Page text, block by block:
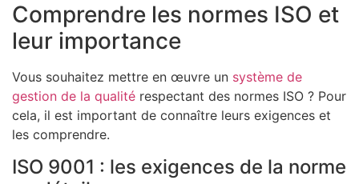
Comprendre les normes ISO et
leur importance
Vous souhaitez mettre en œuvre un système de
gestion de la qualité respectant des normes ISO ? Pour
cela, il est important de connaître leurs exigences et
les comprendre.
ISO 9001 : les exigences de la norme